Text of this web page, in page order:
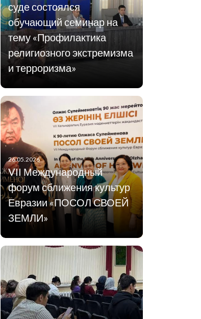
суде состоялся
обучающий семинар на
тему «Профилактика
религиозного экстремизма
и терроризма»
26.05.2026
VII Международный
форум сближения культур
Евразии «ПОСОЛ СВОЕЙ
ЗЕМЛИ»